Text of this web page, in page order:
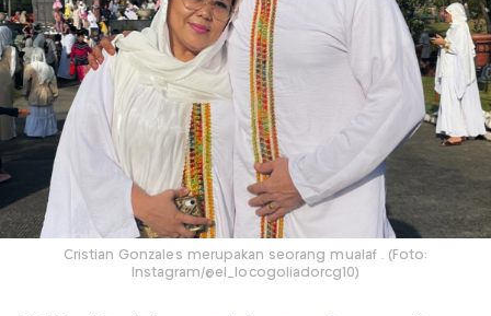
Cristian Gonzales merupakan seorang mualaf . (Foto:
Instagram/@el_locogoliadorcg10)